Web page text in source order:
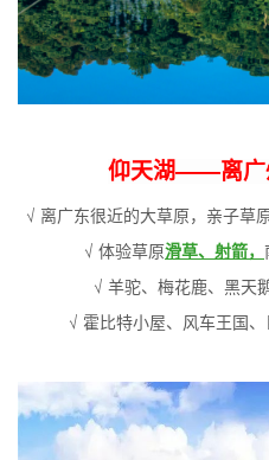
仰天湖——离广
√ 离广东很近的大草原，亲子草
√ 体验草原滑草、射箭，
√ 羊驼、梅花鹿、黑天
√ 霍比特小屋、风车王国